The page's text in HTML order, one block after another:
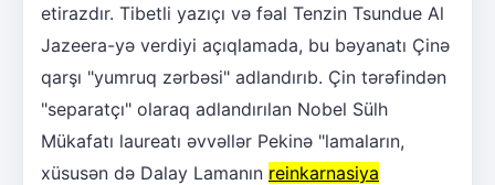
etirazdır. Tibetli yazıçı və fəal Tenzin Tsundue Al
Jazeera-yə verdiyi açıqlamada, bu bəyanatı Çinə
qarşı "yumruq zərbəsi" adlandırıb. Çin tərəfindən
"separatçı" olaraq adlandırılan Nobel Sülh
Mükafatı laureatı əvvəllər Pekinə "lamaların,
xüsusən də Dalay Lamanın reinkarnasiya